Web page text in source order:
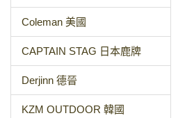
Coleman 美國
CAPTAIN STAG 日本鹿牌
Derjinn 德晉
KZM OUTDOOR 韓國